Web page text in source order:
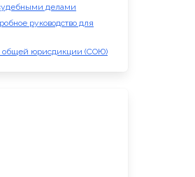
делами
руководство для
общей юрисдикции (СОЮ)